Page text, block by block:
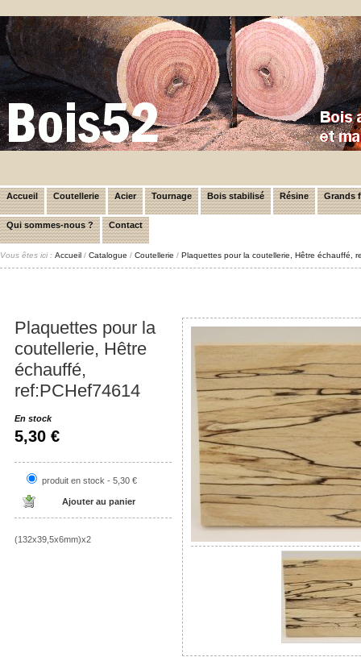
Accueil Coutellerie Acier Tournage Bois stabilisé Résine Grands
Qui sommes-nous ? Contact
Vous êtes ici : Accueil / Catalogue / Coutellerie / Plaquettes pour la coutellerie, Hêtre échauffé,
Plaquettes pour la
coutellerie, Hêtre
échauffé,
ref:PCHef74614
En stock
5,30 €
produit en stock - 5,30 €
(132x39,5x6mm)x2